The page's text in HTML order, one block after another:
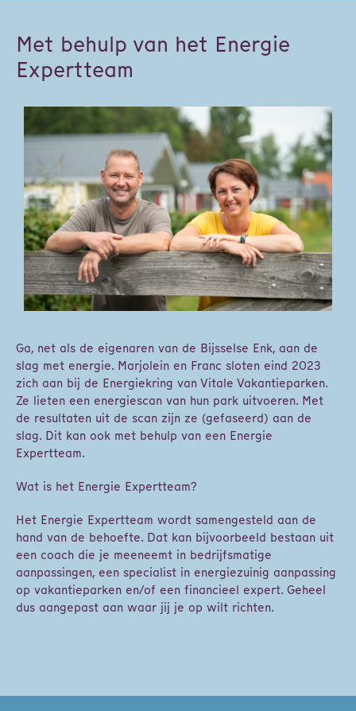
Met behulp van het Energie
Expertteam
Ga, net als de eigenaren van de Bijsselse Enk, aan de
slag met energie. Marjolein en Franc sloten eind 2023
zich aan bij de Energiekring van Vitale Vakantieparken.
Ze lieten een energiescan van hun park uitvoeren. Met
de resultaten uit de scan zijn ze (gefaseerd) aan de
slag. Dit kan ook met behulp van een Energie
Expertteam.
Wat is het Energie Expertteam?
Het Energie Expertteam wordt samengesteld aan de
hand van de behoefte. Dat kan bijvoorbeeld bestaan uit
een coach die je meeneemt in bedrijfsmatige
aanpassingen, een specialist in energiezuinig aanpassing
op vakantieparken en/of een financieel expert. Geheel
dus aangepast aan waar jij je op wilt richten.